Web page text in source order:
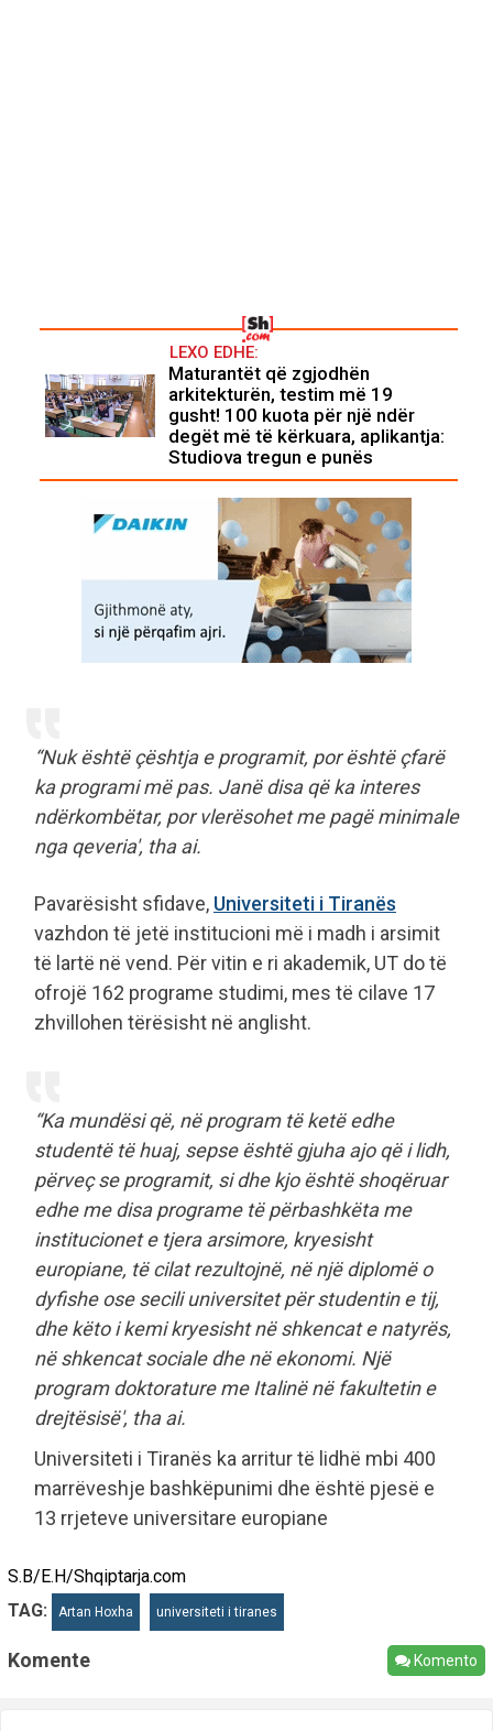
LEXO EDHE:
Maturantët që zgjodhën
arkitekturën, testim më 19
gusht! 100 kuota për një ndër
degët më të kërkuara, aplikantja:
Studiova tregun e punës
“Nuk është çështja e programit, por është çfarë
ka programi më pas. Janë disa që ka interes
ndërkombëtar, por vlerësohet me pagë minimale
nga qeveria', tha ai.
Pavarësisht sfidave, Universiteti i Tiranës
vazhdon të jetë institucioni më i madh i arsimit
të lartë në vend. Për vitin e ri akademik, UT do të
ofrojë 162 programe studimi, mes të cilave 17
zhvillohen tërësisht në anglisht.
“Ka mundësi që, në program të ketë edhe
studentë të huaj, sepse është gjuha ajo që i lidh,
përveç se programit, si dhe kjo është shoqëruar
edhe me disa programe të përbashkëta me
institucionet e tjera arsimore, kryesisht
europiane, të cilat rezultojnë, në një diplomë o
dyfishe ose secili universitet për studentin e tij,
dhe këto i kemi kryesisht në shkencat e natyrës,
në shkencat sociale dhe në ekonomi. Një
program doktorature me Italinë në fakultetin e
drejtësisë', tha ai.
Universiteti i Tiranës ka arritur të lidhë mbi 400
marrëveshje bashkëpunimi dhe është pjesë e
13 rrjeteve universitare europiane
S.B/E.H/Shqiptarja.com
TAG:
Artan Hoxha universiteti i tiranes
Komente Komento